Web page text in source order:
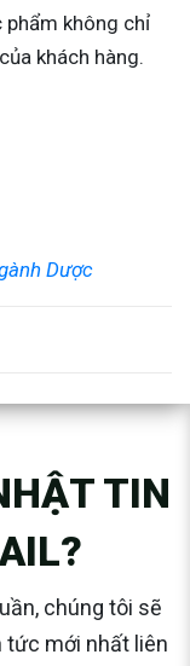
không chỉ
khách hàng.
Dược
TIN
chúng tôi sẽ
tức mới nhất liên